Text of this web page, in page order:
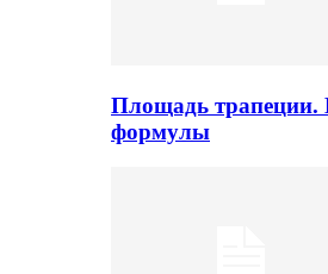
Площадь трапеции.
формулы